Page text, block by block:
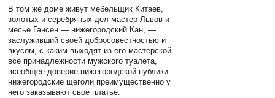
В том же доме живут мебельщик Китаев,
золотых и серебряных дел мастер Львов и
месье Гансен — нижегородский Кан, —
заслуживший своей добросовестностью и
вкусом, с каким выходят из его мастерской
все принадлежности мужского туалета,
всеобщее доверие нижегородской публики:
нижегородские щеголи преимущественно у
него заказывают свое платье.